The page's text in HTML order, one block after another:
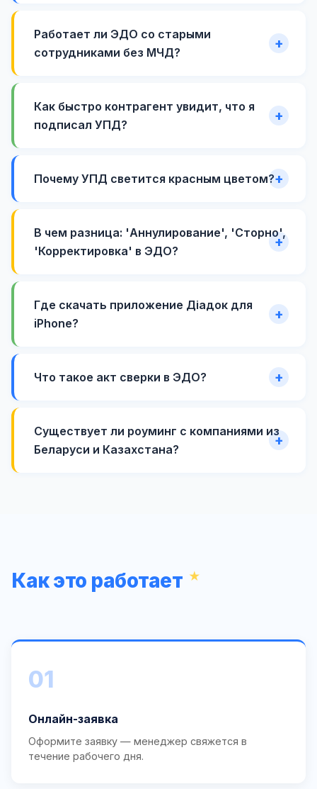
Работает ли ЭДО со старыми
сотрудниками без МЧД?
Как быстро контрагент увидит, что я
подписал УПД?
Почему УПД светится красным цветом?
В чем разница: 'Аннулирование', 'Сторно',
'Корректировка' в ЭДО?
Где скачать приложение Діадок для
iPhone?
Что такое акт сверки в ЭДО?
Существует ли роуминг с компаниями из
Беларуси и Казахстана?
Как это работает
01
Онлайн-заявка
Оформите заявку — менеджер свяжется в
течение рабочего дня.